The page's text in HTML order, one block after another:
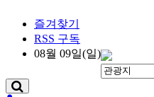
즐겨찾기
RSS 구독
08월 09일(일)